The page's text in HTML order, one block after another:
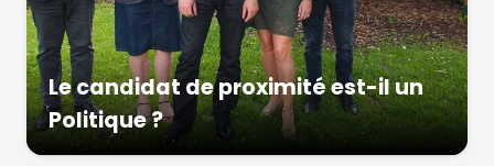
Le candidat de proximité est-il un
Politique ?